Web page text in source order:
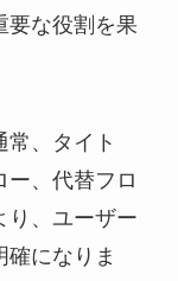
要な役割を果
、タイト
ー、代替フロ
り、ユーザー
になりま